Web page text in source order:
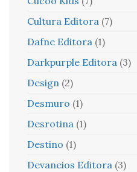
Cultura Editora (7)
Dafne Editora (1)
Darkpurple Editora (3)
Design (2)
Desmuro (1)
Desrotina (1)
Destino (1)
Devaneios Editora (3)